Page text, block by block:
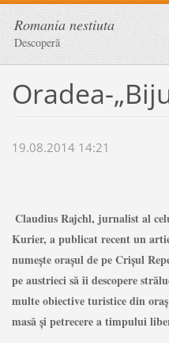
Romania nestiuta
Descoperă
Oradea-
19.08.2014 14:21
Claudius Rajchl, jurnalist al
Kurier, a publicat recent un
numeşte oraşul de pe Crişul
pe austrieci să îi descopere
multe obiective turistice din
masă şi petrecere a timpului